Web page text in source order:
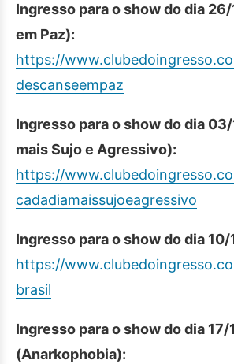
Ingresso para o show do dia
em Paz):
https://www.clubedoingresso.
descanseempaz
Ingresso para o show do dia
mais Sujo e Agressivo):
https://www.clubedoingresso.
cadadiamaissujoeagressivo
Ingresso para o show do dia 10/
https://www.clubedoingresso.
brasil
Ingresso para o show do dia 17/
(Anarkophobia):